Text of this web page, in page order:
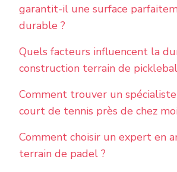
garantit-il une surface
durable ?
Quels facteurs influencent la
construction terrain de
Comment trouver un
court de tennis près de chez
Comment choisir un expert en
terrain de padel ?